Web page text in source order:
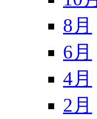
8月
6月
4月
2月